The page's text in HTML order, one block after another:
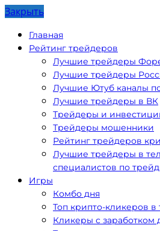
Закрыть
Главная
Рейтинг трейдеров
Лучшие трейдеры
Лучшие трейдеры
Лучшие Ютуб каналы
Лучшие трейдеры в ВК
Трейдеры и
Трейдеры мошенники
Рейтинг трейдеров
Лучшие трейдеры в
специалистов по
Игры
Комбо дня
Топ крипто-кликеров в
Кликеры с заработком